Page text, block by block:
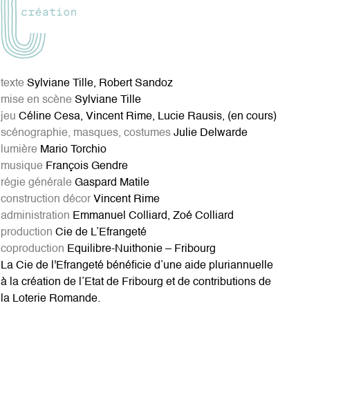
texteSylviane Tille, Robert Sandoz
mise en scèneSylviane Tille
jeu Céline Cesa, Vincent Rime, Lucie Rausis, (en cours)
scénographie, masques, costumesJulie Delwarde
lumièreMario Torchio
musiqueFrançois Gendre
régie généraleGaspard Matile
construction décorVincent Rime
administration Emmanuel Colliard, Zoé Colliard
production Cie de L’Efrangeté
coproduction Equilibre-Nuithonie – Fribourg
La Cie de l'Efrangeté bénéficie d’une aide pluriannuelle
à la création de l’Etat de Fribourg et de contributions de
la Loterie Romande.